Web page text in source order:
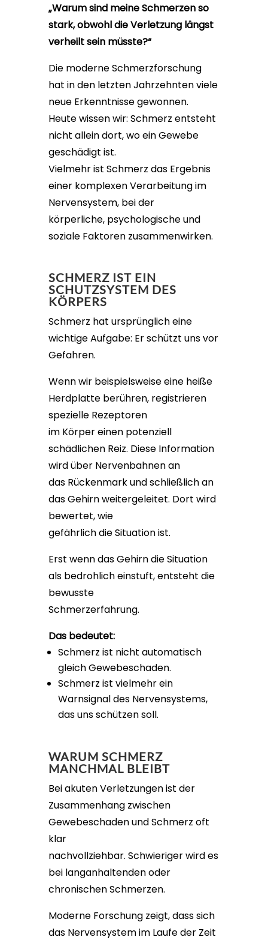
„Warum sind meine Schmerzen so
stark, obwohl die Verletzung längst
verheilt sein müsste?“
Die moderne Schmerzforschung
hat in den letzten Jahrzehnten viele
neue Erkenntnisse gewonnen.
Heute wissen wir: Schmerz entsteht
nicht allein dort, wo ein Gewebe
geschädigt ist.
Vielmehr ist Schmerz das Ergebnis
einer komplexen Verarbeitung im
Nervensystem, bei der
körperliche, psychologische und
soziale Faktoren zusammenwirken.
SCHMERZ IST EIN
SCHUTZSYSTEM DES
KÖRPERS
Schmerz hat ursprünglich eine
wichtige Aufgabe: Er schützt uns vor
Gefahren.
Wenn wir beispielsweise eine heiße
Herdplatte berühren, registrieren
spezielle Rezeptoren
im Körper einen potenziell
schädlichen Reiz. Diese Information
wird über Nervenbahnen an
das Rückenmark und schließlich an
das Gehirn weitergeleitet. Dort wird
bewertet, wie
gefährlich die Situation ist.
Erst wenn das Gehirn die Situation
als bedrohlich einstuft, entsteht die
bewusste
Schmerzerfahrung.
Das bedeutet:
Schmerz ist nicht automatisch
gleich Gewebeschaden.
Schmerz ist vielmehr ein
Warnsignal des Nervensystems,
das uns schützen soll.
WARUM SCHMERZ
MANCHMAL BLEIBT
Bei akuten Verletzungen ist der
Zusammenhang zwischen
Gewebeschaden und Schmerz oft
klar
nachvollziehbar. Schwieriger wird es
bei langanhaltenden oder
chronischen Schmerzen.
Moderne Forschung zeigt, dass sich
das Nervensystem im Laufe der Zeit